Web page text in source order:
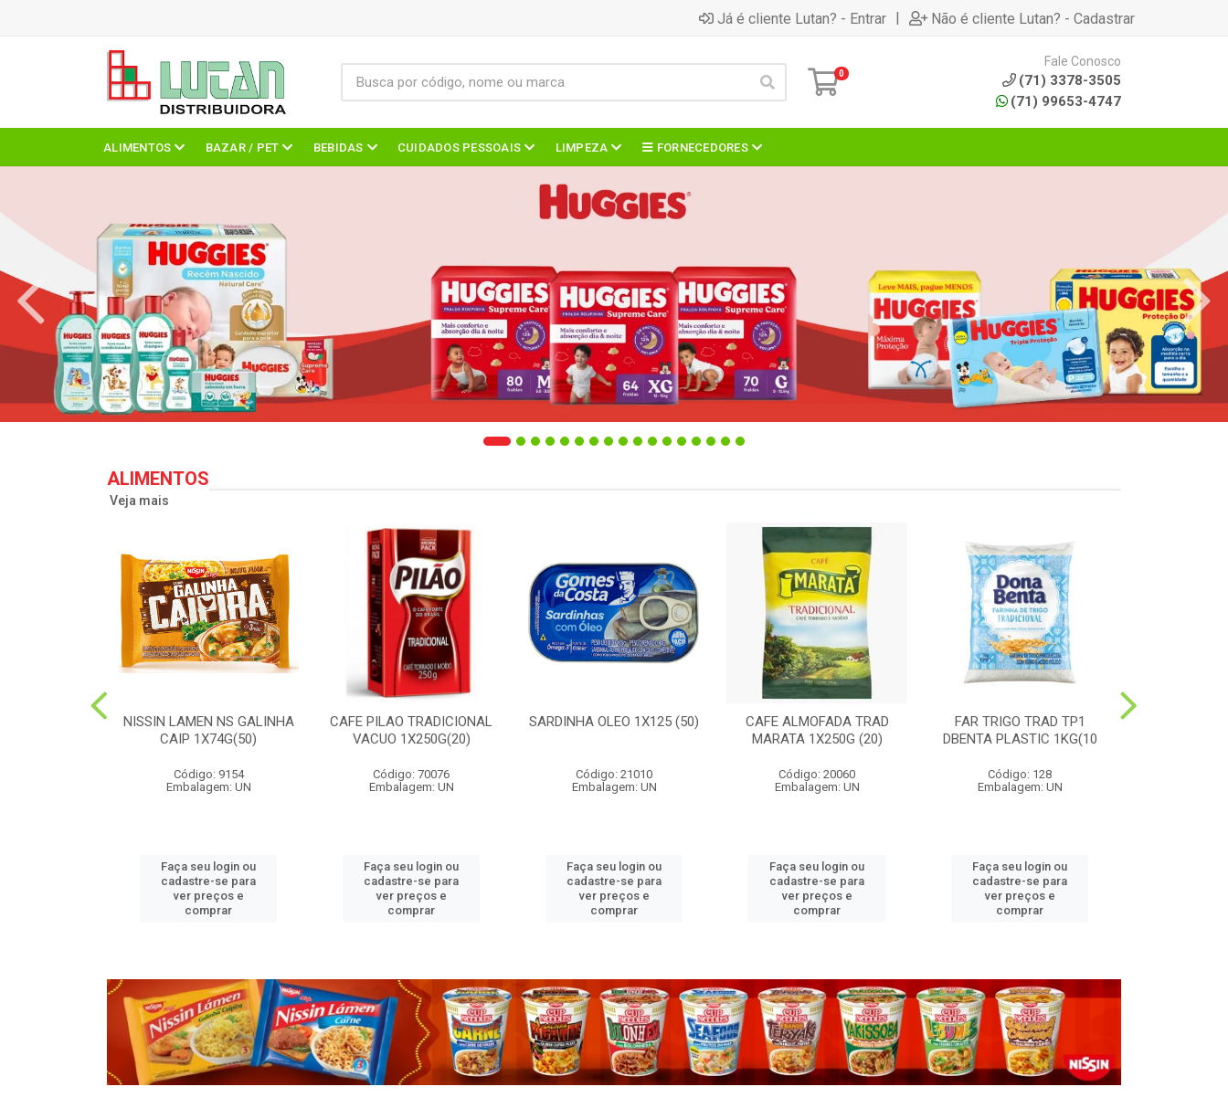
Já é cliente Lutan? - Entrar | Não é cliente Lutan? - Cadastrar
0
Fale Conosco
(71) 3378-3505
(71) 99653-4747
ALIMENTOS BAZAR / PET BEBIDAS CUIDADOS PESSOAIS LIMPEZA FORNECEDORES
ALIMENTOS
Veja mais
NISSIN LAMEN NS GALINHA
CAIP 1X74G(50)
Código: 9154
Embalagem: UN
Faça seu login ou
cadastre-se para
ver preços e
comprar
CAFE PILAO TRADICIONAL
VACUO 1X250G(20)
Código: 70076
Embalagem: UN
Faça seu login ou
cadastre-se para
ver preços e
comprar
SARDINHA OLEO 1X125 (50)
Código: 21010
Embalagem: UN
Faça seu login ou
cadastre-se para
ver preços e
comprar
CAFE ALMOFADA TRAD
MARATA 1X250G (20)
Código: 20060
Embalagem: UN
Faça seu login ou
cadastre-se para
ver preços e
comprar
FAR TRIGO TRAD TP1
DBENTA PLASTIC 1KG(10
Código: 128
Embalagem: UN
Faça seu login ou
cadastre-se para
ver preços e
comprar